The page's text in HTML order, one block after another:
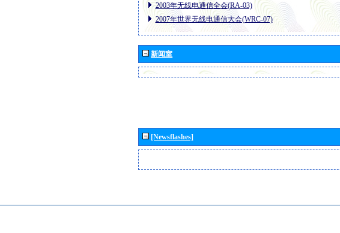
2003年无线电通信全会(RA-03)
2007年世界无线电通信大会(WRC-07)
新闻室
[Newsflashes]